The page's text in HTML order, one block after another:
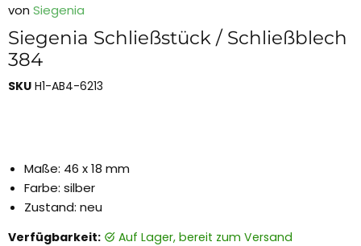
von Siegenia
Siegenia Schließstück / Schließblech
384
SKU H1-AB4-6213
Maße: 46 x 18 mm
Farbe: silber
Zustand: neu
Verfügbarkeit: auf Lager, bereit zum Versand